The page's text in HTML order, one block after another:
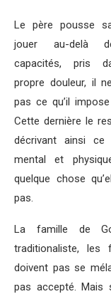
Le père pousse
jouer au-delà
capacités, pris
propre douleur, il
pas ce qu’il
Cette dernière le
décrivant ainsi ce
mental et
quelque chose
pas.
La famille de
traditionaliste, les
doivent pas se
pas accepté. Mais